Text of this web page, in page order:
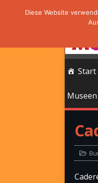
Start
Diese Website